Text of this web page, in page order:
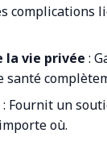
complications
la vie privée :
santé
: Fournit un
où.